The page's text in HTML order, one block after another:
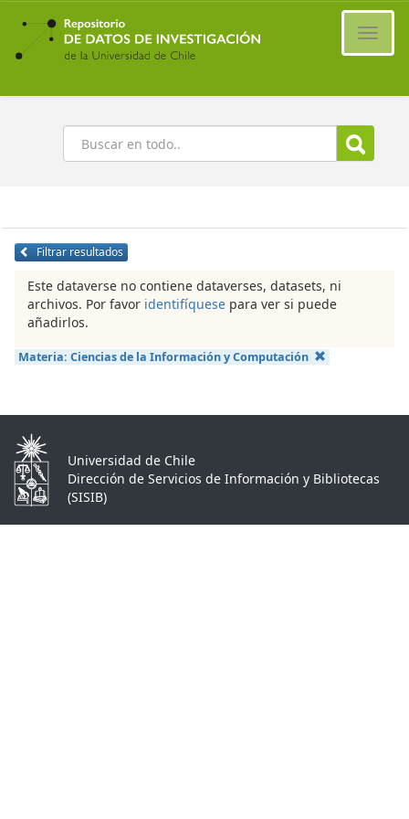
Ir
contenido
principal
Buscar
Filtrar resultados
Este dataverse no contiene dataverses, datasets, ni
archivos. Por favor identifíquese para ver si puede
añadirlos.
Materia: Ciencias de la Información y Computación
Universidad de Chile
Dirección de Servicios de Información y Bibliotecas
(SISIB)